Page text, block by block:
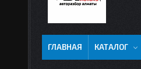
ГЛАВНАЯ КАТАЛОГ